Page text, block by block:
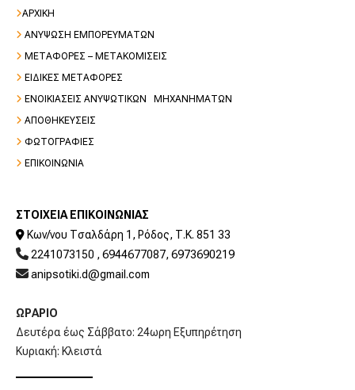
ΑΡΧΙΚΗ
 ΑΝΥΨΩΣΗ ΕΜΠΟΡΕΥΜΑΤΩΝ
 ΜΕΤΑΦΟΡΕΣ – ΜΕΤΑΚΟΜΙΣΕΙΣ
 ΕΙΔΙΚΕΣ ΜΕΤΑΦΟΡΕΣ
 ΕΝΟΙΚΙΑΣΕΙΣ ΑΝΥΨΩΤΙΚΩΝ ΜΗΧΑΝΗΜΑΤΩΝ
 ΑΠΟΘΗΚΕΥΣΕΙΣ
 ΦΩΤΟΓΡΑΦΙΕΣ
 ΕΠΙΚΟΙΝΩΝΙΑ
ΣΤΟΙΧΕΙΑ ΕΠΙΚΟΙΝΩΝΙΑΣ
 Κων/νου Τσαλδάρη 1, Ρόδος, Τ.Κ. 851 33
 2241073150 , 6944677087, 6973690219
anipsotiki.d@gmail.com
ΩΡΑΡΙΟ
Δευτέρα έως Σάββατο: 24ωρη Εξυπηρέτηση
Κυριακή: Κλειστά